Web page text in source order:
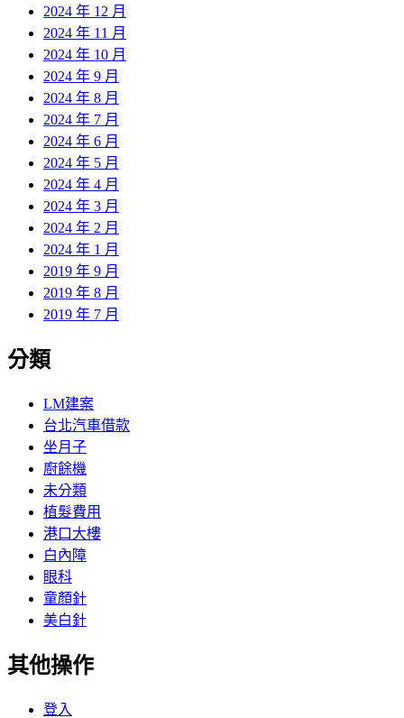
2024 年 12 月
2024 年 11 月
2024 年 10 月
2024 年 9 月
2024 年 8 月
2024 年 7 月
2024 年 6 月
2024 年 5 月
2024 年 4 月
2024 年 3 月
2024 年 2 月
2024 年 1 月
2019 年 9 月
2019 年 8 月
2019 年 7 月
分類
LM建案
台北汽車借款
坐月子
廚餘機
未分類
植髮費用
港口大樓
白內障
眼科
童顏針
美白針
其他操作
登入